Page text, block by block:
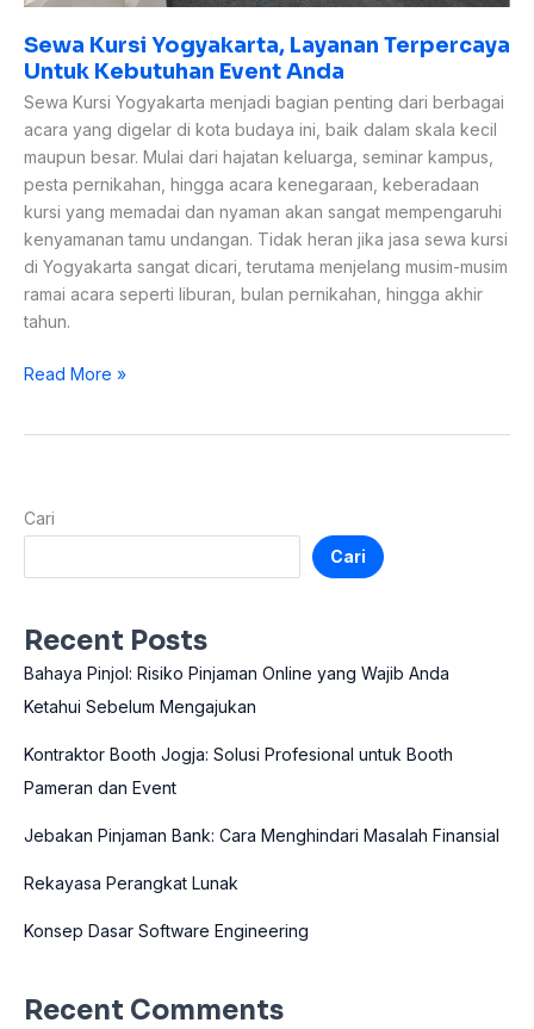
Sewa Kursi Yogyakarta, Layanan Terpercaya
Untuk Kebutuhan Event Anda
Sewa Kursi Yogyakarta menjadi bagian penting dari berbagai
acara yang digelar di kota budaya ini, baik dalam skala kecil
maupun besar. Mulai dari hajatan keluarga, seminar kampus,
pesta pernikahan, hingga acara kenegaraan, keberadaan
kursi yang memadai dan nyaman akan sangat mempengaruhi
kenyamanan tamu undangan. Tidak heran jika jasa sewa kursi
di Yogyakarta sangat dicari, terutama menjelang musim-musim
ramai acara seperti liburan, bulan pernikahan, hingga akhir
tahun.
Read More »
Cari
Cari
Recent Posts
Bahaya Pinjol: Risiko Pinjaman Online yang Wajib Anda
Ketahui Sebelum Mengajukan
Kontraktor Booth Jogja: Solusi Profesional untuk Booth
Pameran dan Event
Jebakan Pinjaman Bank: Cara Menghindari Masalah Finansial
Rekayasa Perangkat Lunak
Konsep Dasar Software Engineering
Recent Comments